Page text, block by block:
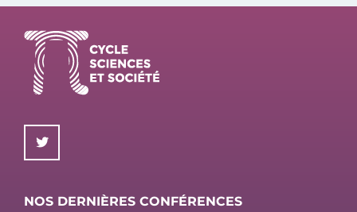
NOS DERNIÈRES CONFÉRENCES